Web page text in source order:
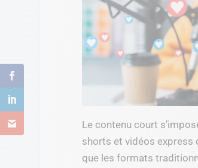
Le contenu court
shorts et vidéos express
que les formats